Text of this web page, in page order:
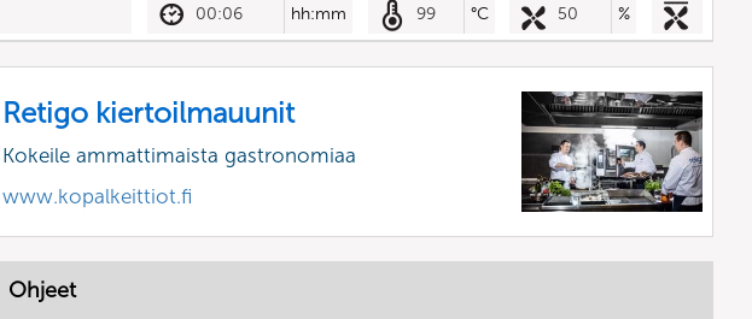
00:06 hh:mm 99 °C 50 %
Retigo kiertoilmauunit
Kokeile ammattimaista gastronomiaa
www.kopalkeittiot.fi
Ohjeet